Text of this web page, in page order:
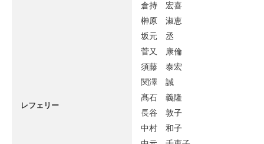
レフェリー
倉持 宏喜
榊原 淑恵
坂元 丞
菅又 康倫
須藤 泰宏
関澤 誠
髙石 義隆
長谷 敦子
中村 和子